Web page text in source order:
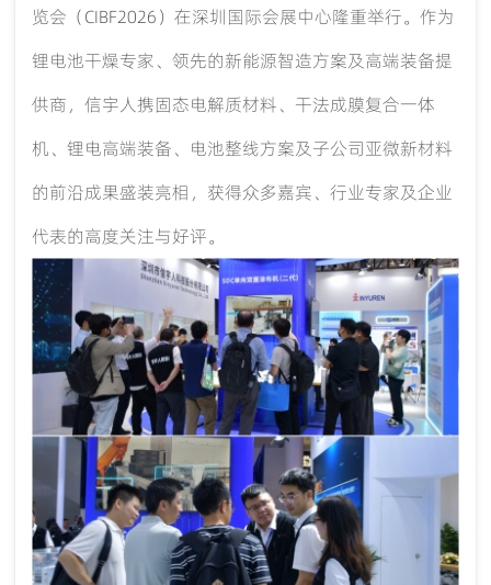
览会（CIBF2026）在深圳国际会展中心隆重举行。作为
锂电池干燥专家、领先的新能源智造方案及高端装备提
供商，信宇人携固态电解质材料、干法成膜复合一体
机、锂电高端装备、电池整线方案及子公司亚微新材料
的前沿成果盛装亮相，获得众多嘉宾、行业专家及企业
代表的高度关注与好评。